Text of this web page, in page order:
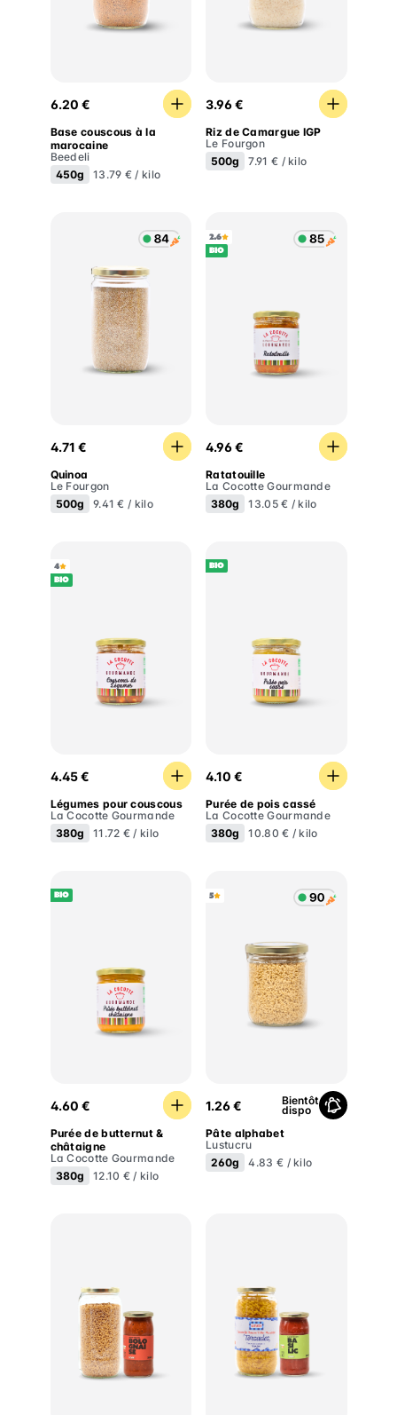
Base couscous à la marocaine
6.20 €
Base couscous à la
marocaine
Beedeli
450g
13.79 € / kilo
Riz de Camargue IGP
3.96 €
Riz de Camargue IGP
Le Fourgon
500g
7.91 € / kilo
4.71 €
Quinoa
Le Fourgon
500g
9.41 € / kilo
2.6
BIO
4.96 €
Ratatouille
La Cocotte Gourmande
380g
13.05 € / kilo
4
BIO
Légumes pour couscous
4.45 €
Légumes pour couscous
La Cocotte Gourmande
380g
11.72 € / kilo
BIO
Purée de pois cassé
4.10 €
Purée de pois cassé
La Cocotte Gourmande
380g
10.80 € / kilo
BIO
Purée de butternut & châtaigne
4.60 €
Purée de butternut &
châtaigne
La Cocotte Gourmande
380g
12.10 € / kilo
5
1.26 € Bientôt
dispo
Pâte alphabet
Lustucru
260g
4.83 € / kilo